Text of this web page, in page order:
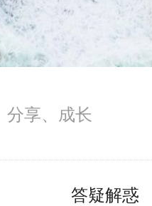
享、成长
答疑解惑